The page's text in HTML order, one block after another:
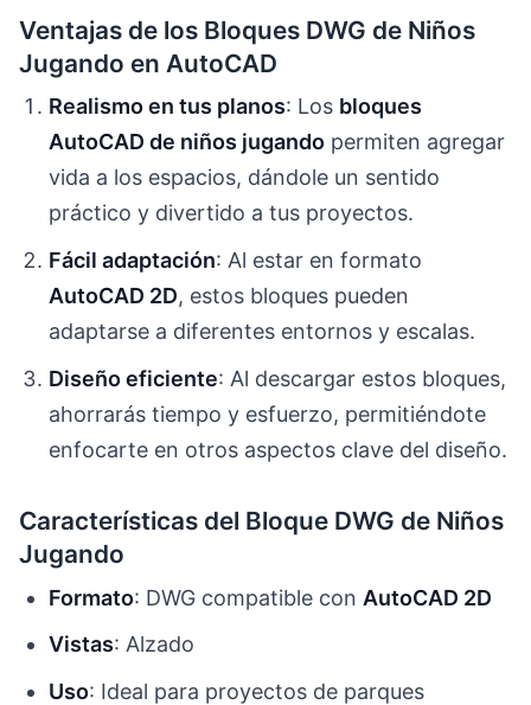
Ventajas de los Bloques DWG de Niños
Jugando en AutoCAD
Realismo en tus planos: Los bloques
AutoCAD de niños jugando permiten agregar
vida a los espacios, dándole un sentido
práctico y divertido a tus proyectos.
Fácil adaptación: Al estar en formato
AutoCAD 2D, estos bloques pueden
adaptarse a diferentes entornos y escalas.
Diseño eficiente: Al descargar estos bloques,
ahorrarás tiempo y esfuerzo, permitiéndote
enfocarte en otros aspectos clave del diseño.
Características del Bloque DWG de Niños
Jugando
Formato: DWG compatible con AutoCAD 2D
Vistas: Alzado
Uso: Ideal para proyectos de parques